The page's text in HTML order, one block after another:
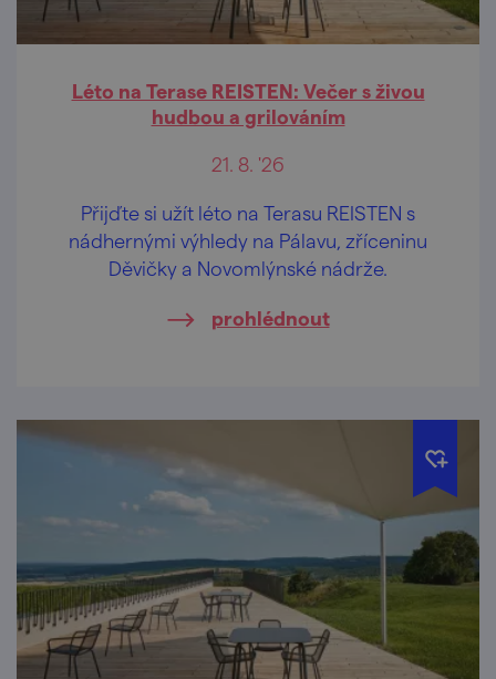
Léto na Terase REISTEN: Večer s živou
hudbou a grilováním
21. 8. '26
Přijďte si užít léto na Terasu REISTEN s
nádhernými výhledy na Pálavu, zříceninu
Děvičky a Novomlýnské nádrže.
prohlédnout